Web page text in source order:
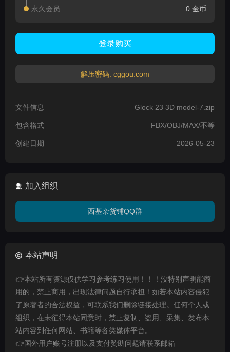
永久会员 0 金币
登录购买
解压密码: cggou.com
文件信息 Glock 23 3D model-7.zip
包含格式 FBX/OBJ/MAX/不等
创建日期 2026-05-23
加入组织
西基杂货铺QQ群
本站声明
👉本站所有资源仅供学习参考练习使用！！！没特别声明能商
用的，禁止商用，出现法律问题自行承担！如若本站内容侵犯
了原著者的合法权益，可联系我们删除链接处理。任何个人或
组织，在未征得本站同意时，禁止复制、盗用、采集、发布本
站内容到任何网站、书籍等各类媒体平台。
👉国外用户账号注册以及支付赞助问题请联系邮箱